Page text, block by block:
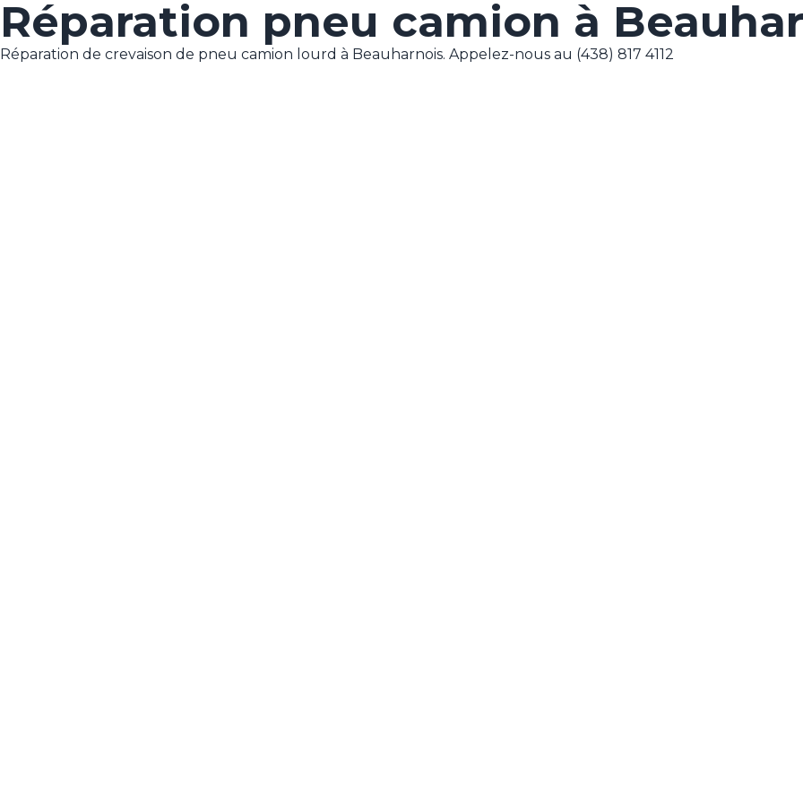
Réparation pneu camion à
Réparation de crevaison de pneu camion lourd à Beauharnois. Appelez-nous au (438) 817 4112